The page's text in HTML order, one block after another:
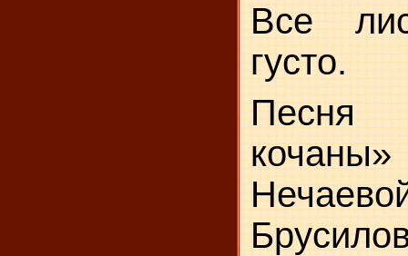
Все
густо.
Песня